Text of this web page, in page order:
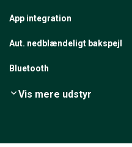
App integration
Aut. nedblændeligt bakspejl
Bluetooth
Vis mere udstyr